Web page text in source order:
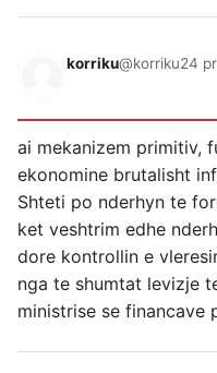
korriku@korriku24
ai mekanizem primitiv,
ekonomine brutalisht
Shteti po nderhyn te
ket veshtrim edhe
dore kontrollin e
nga te shumtat levizje
ministrise se financave